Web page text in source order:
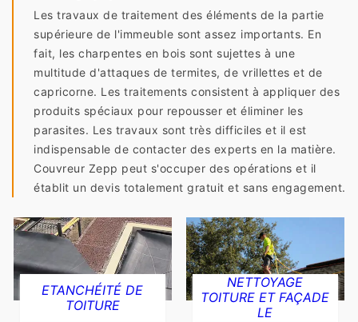
Les travaux de traitement des éléments de la partie
supérieure de l'immeuble sont assez importants. En
fait, les charpentes en bois sont sujettes à une
multitude d'attaques de termites, de vrillettes et de
capricorne. Les traitements consistent à appliquer des
produits spéciaux pour repousser et éliminer les
parasites. Les travaux sont très difficiles et il est
indispensable de contacter des experts en la matière.
Couvreur Zepp peut s'occuper des opérations et il
établit un devis totalement gratuit et sans engagement.
ETANCHÉITÉ DE
TOITURE
NETTOYAGE
TOITURE ET FAÇADE
LE